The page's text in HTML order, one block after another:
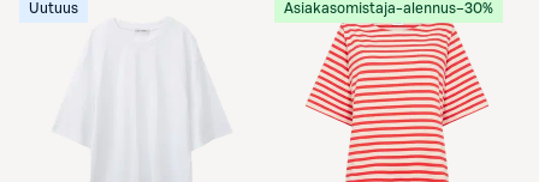
Uutuus Asiakasomistaja-alennus−30%